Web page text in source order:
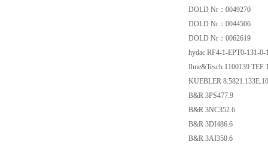
DOLD Nr：0049270
DOLD Nr：0044506
DOLD Nr：0062619
hydac RF4-1-EPT0-131-
Ihne&Tesch 1100139
KUEBLER
B&R 3PS477.9
B&R 3NC352.6
B&R 3DI486.6
B&R 3AI350.6